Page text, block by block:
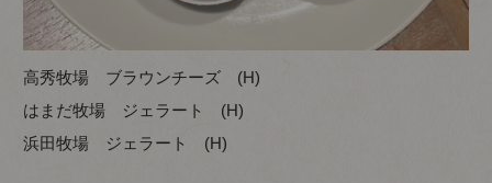
高秀牧場 ブラウンチーズ (H)
はまだ牧場 ジェラート (H)
浜田牧場 ジェラート (H)